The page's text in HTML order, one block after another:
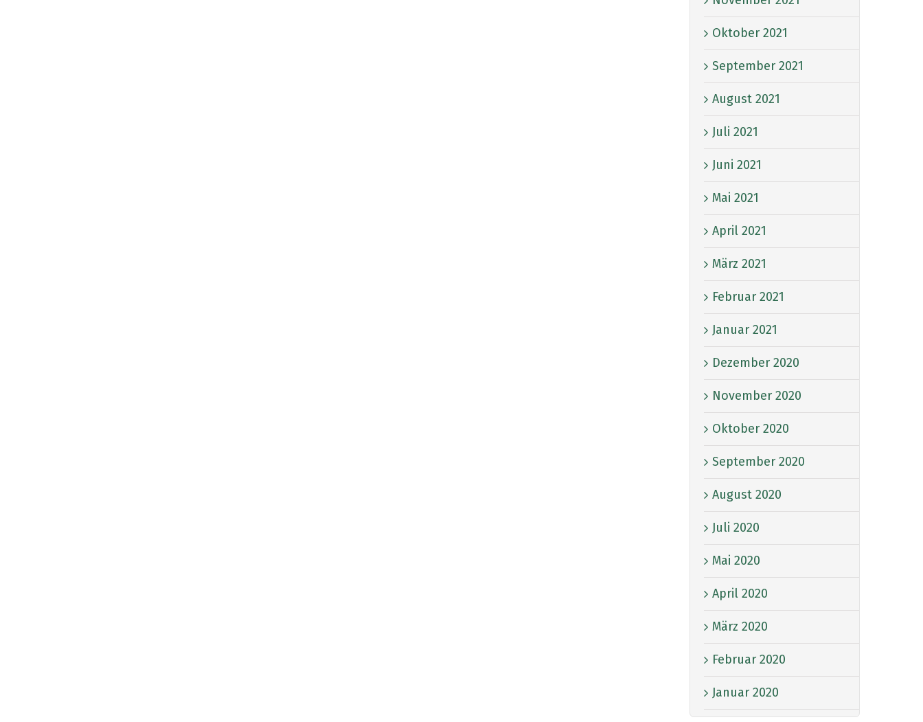
Oktober 2021
September 2021
August 2021
Juli 2021
Juni 2021
Mai 2021
April 2021
März 2021
Februar 2021
Januar 2021
Dezember 2020
November 2020
Oktober 2020
September 2020
August 2020
Juli 2020
Mai 2020
April 2020
März 2020
Februar 2020
Januar 2020